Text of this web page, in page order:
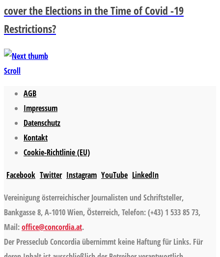
cover the Elections in the Time of Covid -19
Restrictions?
Scroll
AGB
Impressum
Datenschutz
Kontakt
Cookie-Richtlinie (EU)
Facebook Twitter Instagram YouTube LinkedIn
Vereinigung österreichischer Journalisten und Schriftsteller,
Bankgasse 8, A-1010 Wien, Österreich, Telefon: (+43) 1 533 85 73,
Mail:office@concordia.at.
Der Presseclub Concordia übernimmt keine Haftung für Links. Für